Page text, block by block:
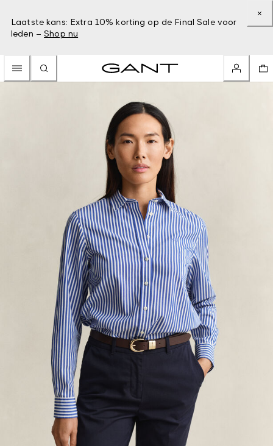
Laatste kans: Extra 10% korting op de Final Sale voor
leden – Shop nu